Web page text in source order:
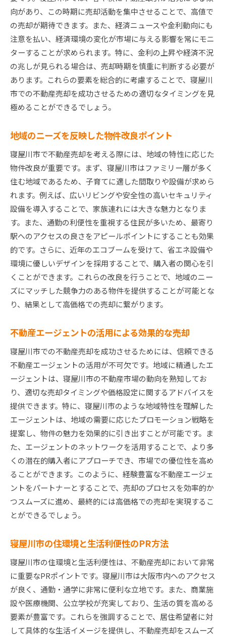
向があり、この時期に売却活動を集中させることで、高値で
の売却が期待できます。また、経済ニュースや金利動向にも
注意を払い、経済環境の変化が市場に与える影響を常にモニ
ターすることが求められます。特に、金利の上昇や経済不況
の兆しが見られる場合は、売却時期を慎重に判断する必要が
あります。これらの要素を総合的に考慮することで、寝屋川
市での不動産売却を成功させるための適切なタイミングを見
極めることができるでしょう。
地域のニーズを反映した物件改良ポイント
寝屋川市で不動産売却を考える際には、地域の特性に応じた
物件改良が重要です。まず、寝屋川市はファミリー層が多く
住む地域であるため、子育てに適した間取りや設備が求めら
れます。例えば、広いリビングや安全性の高いセキュリティ
設備を導入することで、家族連れには大きな魅力となりま
す。また、通勤の利便性を重視する住民が多いため、最寄り
駅へのアクセスの良さをアピールポイントにすることも効果
的です。さらに、近年のエコブームを受けて、省エネ設備や
環境に優しいデザインを採用することで、購入者の関心を引
くことができます。これらの改良を行うことで、地域のニー
ズにマッチした競争力のある物件を提供することが可能とな
り、結果として高価格での売却に繋がります。
不動産エージェントの活用による効果的な売却
寝屋川市での不動産売却を成功させるためには、信頼できる
不動産エージェントの活用が不可欠です。地域に精通したエ
ージェントは、寝屋川市の不動産市場の動向を熟知してお
り、適切な売却タイミングや価格設定に関するアドバイスを
提供できます。特に、寝屋川市のような地域特性を理解した
エージェントは、地域の需要に応じたプロモーション戦略を
提案し、物件の魅力を効果的に引き出すことが可能です。ま
た、エージェントのネットワークを活用することで、より多
くの潜在的購入者にアプローチでき、市場での優位性を高め
ることができます。このように、経験豊富な不動産エージェ
ントをパートナーとすることで、売却のプロセスを効率的か
つスムーズに進め、最終的には高価格での売却を実現するこ
とができるでしょう。
寝屋川市の住環境と生活利便性のPR方法
寝屋川市の住環境と生活利便性は、不動産売却において非常
に重要なPRポイントです。寝屋川市は大阪市内へのアクセス
が良く、通勤・通学に非常に便利な立地です。また、商業施
設や医療機関、公立学校が充実しており、生活の質を高める
要素が豊富です。これらを強調することで、居住希望者に対
して具体的な生活イメージを提供し、不動産売却をスムーズ